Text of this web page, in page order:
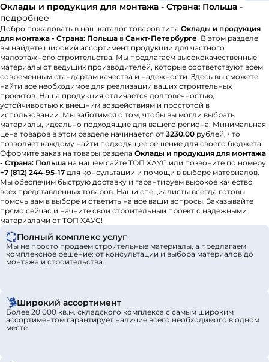
Оклады и продукция для монтажа - Страна: Польша -
подробнее
Добро пожаловать в наш каталог товаров типа Оклады и продукция
для монтажа - Страна: Польша в Санкт-Петербурге! В этом разделе
вы найдете широкий ассортимент продукции для частного
малоэтажного строительства. Мы предлагаем высококачественные
материалы от ведущих производителей, которые соответствуют всем
современным стандартам качества и надежности. Здесь вы сможете
найти все необходимое для реализации ваших строительных
проектов. Наша продукция отличается долговечностью,
устойчивостью к внешним воздействиям и простотой в
использовании. Мы заботимся о том, чтобы вы могли выбрать
материалы, идеально подходящие для вашего региона. Минимальная
цена товаров в этом разделе начинается от 3230.00 рублей, что
позволяет каждому найти подходящее решение для своего бюджета.
Оформите заказ на товары раздела Оклады и продукция для монтажа
- Страна: Польша на нашем сайте ТОП ХАУС или позвоните по номеру
+7 (812) 244-95-17 для консультации и помощи в выборе материалов.
Мы обеспечим быструю доставку и гарантируем высокое качество
всех представленных товаров. Наши специалисты всегда готовы
помочь вам в выборе и ответить на все ваши вопросы. Заказывайте
прямо сейчас и начните свой строительный проект с надежными
материалами от ТОП ХАУС!
Полный комплекс услуг
Мы не просто продаем строительные материалы, а предлагаем
комплексное решение: от консультации и выбора материалов до
монтажа и строительства.
Широкий ассортимент
Более 20 000 кв.м. складского комплекса с самым широким
ассортиментом гарантирует наличие всего необходимого в одном
месте.